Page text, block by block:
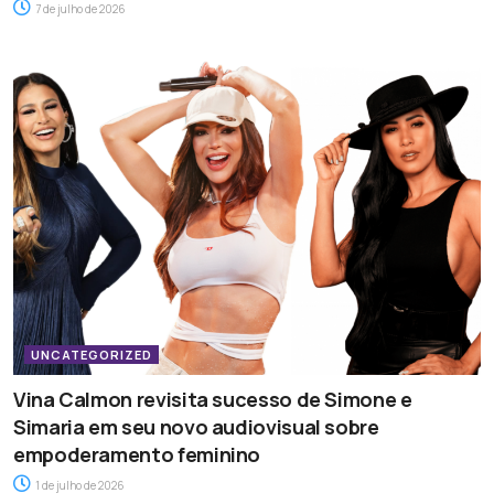
7 de julho de 2026
UNCATEGORIZED
Vina Calmon revisita sucesso de Simone e
Simaria em seu novo audiovisual sobre
empoderamento feminino
1 de julho de 2026